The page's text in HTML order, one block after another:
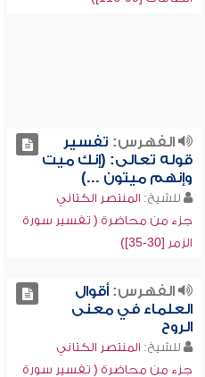
الفهرس: تفسير
قوله تعالى: (إنك ميت
وإنهم ميتون ...)
للشيخ: المنتصر الكتاني
جزء من محاضرة ( تفسير سورة
الزمر [30-35])
الفهرس:أقوال
العلماء في معنى
الروح
للشيخ: المنتصر الكتاني
جزء من محاضرة ( تفسير سورة